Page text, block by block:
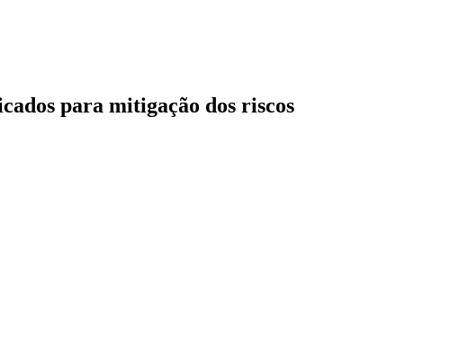
para mitigação dos riscos